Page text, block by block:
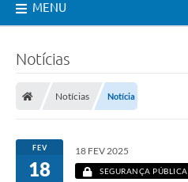
MENU
Notícias
Notícias Notícia
FEV
18
18 FEV 2025
SEGURANÇA PÚBLICA